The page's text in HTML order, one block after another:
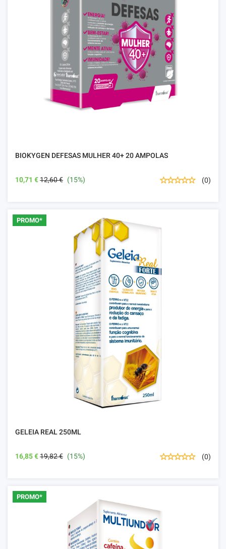
BIOKYGEN DEFESAS MULHER 40+ 20 AMPOLAS
10,71 €12,60 € (15%) (0)
PROMO*
GELEIA REAL 250ML
16,85 €19,82 € (15%) (0)
PROMO*